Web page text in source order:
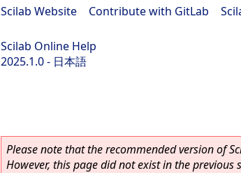
Scilab Website Contribute with GitLab
Scilab Online Help
2025.1.0 - 日本語
Please note that the recommended version of
However, this page did not exist in the previous